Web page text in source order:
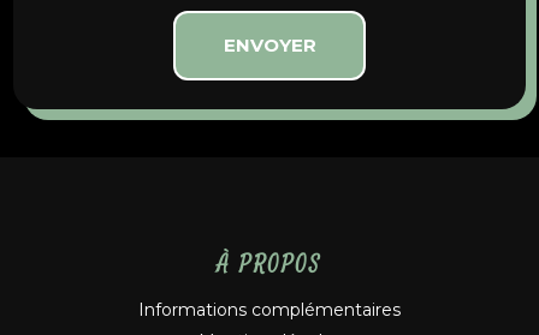
À PROPOS
Informations complémentaires